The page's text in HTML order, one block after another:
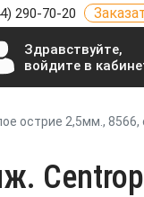
290-70-20
Здравствуйте,
войдите в
острие 2,5мм., 8566,